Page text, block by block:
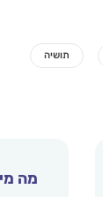
מה